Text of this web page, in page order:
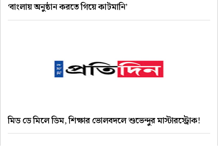
‘বাংলায় অনুষ্ঠান করতে গিয়ে কাটমানি’
মিড ডে মিলে ডিম, শিক্ষার ভোলবদলে শুভেন্দুর মাস্টারস্ট্রোক!